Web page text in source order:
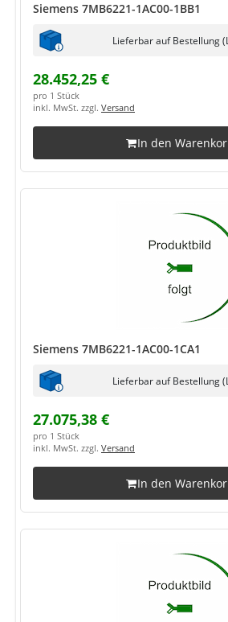
Siemens 7MB6221-1AC00-1BB1
Lieferbar auf Bestellung
28.452,25 €
pro 1 Stück
inkl. MwSt. zzgl. Versand
In den
Siemens 7MB6221-1AC00-1CA1
Lieferbar auf Bestellung
27.075,38 €
pro 1 Stück
inkl. MwSt. zzgl. Versand
In den